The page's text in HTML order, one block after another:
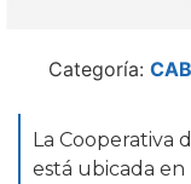
Categoría:
La Cooperativa
está ubicada